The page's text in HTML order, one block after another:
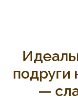
подруги
—